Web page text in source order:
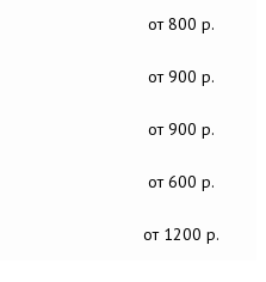
от 800 р.
от 900 р.
от 900 р.
от 600 р.
от 1200 р.